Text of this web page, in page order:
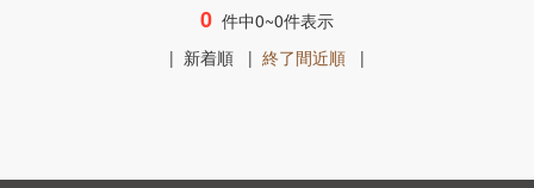
0 件中0~0件表示
| 新着順 | 終了間近順 |